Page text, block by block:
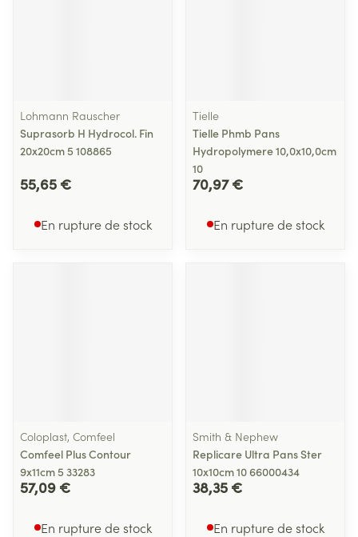
Lohmann Rauscher
Suprasorb H Hydrocol. Fin
20x20cm 5 108865
55,65 €
En rupture de stock
Tielle
Tielle Phmb Pans
Hydropolymere 10,0x10,0cm
10
70,97 €
En rupture de stock
Coloplast, Comfeel
Comfeel Plus Contour
9x11cm 5 33283
57,09 €
En rupture de stock
Smith & Nephew
Replicare Ultra Pans Ster
10x10cm 10 66000434
38,35 €
En rupture de stock